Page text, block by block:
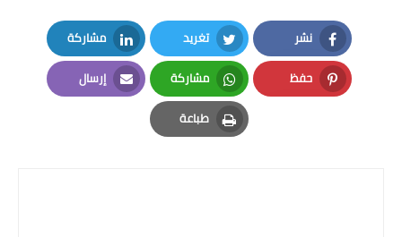
المرحلة المتوسطة
المرحلة الاعدادية
دروس
نشر
Facebook
تغريد
Twitter
مشاركة
LinkedIn
حفظ
Pinterest
مشاركة
Whatsapp
إرسال
Email
طباعة
Print